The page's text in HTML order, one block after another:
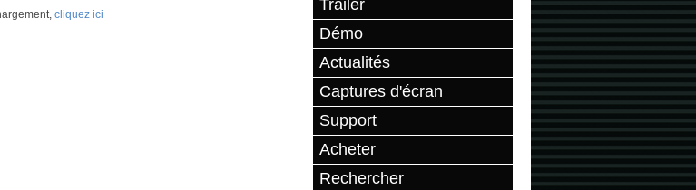
Trailer
Démo
Actualités
Captures d'écran
Support
Acheter
Rechercher
cliquez ici